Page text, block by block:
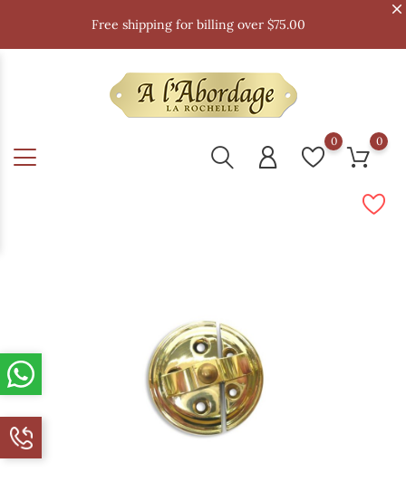
Free shipping for billing over $75.00
0 0